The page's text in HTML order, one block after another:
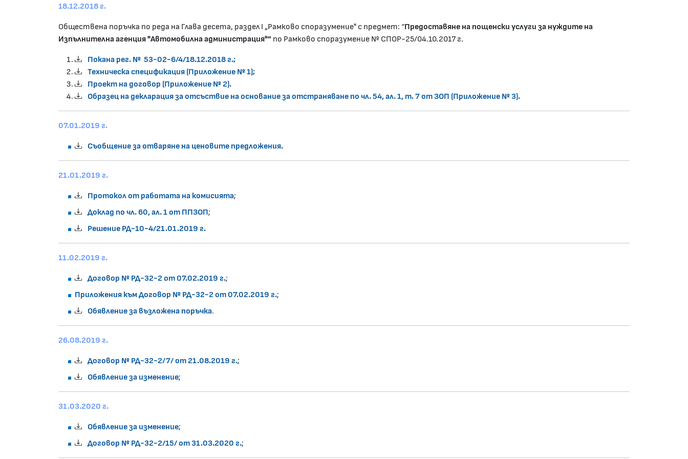
18.12.2018 г.
Обществена поръчка по реда на Глава десета, раздел I „Рамково споразумение" с предмет: “Предоставяне на пощенски услуги за нуждите на
Изпълнителна агенция "Автомобилна администрация"” по Рамково споразумение № СПОР-25/04.10.2017 г.
Покана рег. № 53-02-6/4/18.12.2018 г.;
Техническа спецификация (Приложение № 1);
Проект на договор (Приложение № 2).
Образец на декларация за отсъствие на основание за отстраняване по чл. 54, ал. 1, т. 7 от ЗОП (Приложение № 3).
07.01.2019 г.
Съобщение за отваряне на ценовите предложения.
21.01.2019 г.
Протокол от работата на комисията;
Доклад по чл. 60, ал. 1 от ППЗОП;
Решение РД-10-4/21.01.2019 г.
11.02.2019 г.
Договор № РД-32-2 от 07.02.2019 г.;
Приложения към Договор № РД-32-2 от 07.02.2019 г.;
Обявление за възложена поръчка.
26.08.2019 г.
Договор № РД-32-2/7/ от 21.08.2019 г.;
Обявление за изменение;
31.03.2020 г.
Обявление за изменение;
Договор № РД-32-2/15/ от 31.03.2020 г.;